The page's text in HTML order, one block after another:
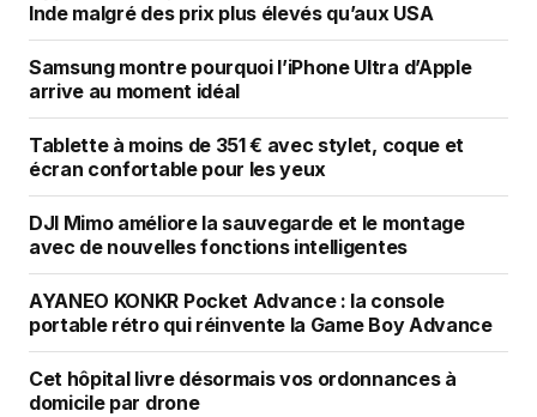
Inde malgré des prix plus élevés qu’aux USA
Samsung montre pourquoi l’iPhone Ultra d’Apple
arrive au moment idéal
Tablette à moins de 351 € avec stylet, coque et
écran confortable pour les yeux
DJI Mimo améliore la sauvegarde et le montage
avec de nouvelles fonctions intelligentes
AYANEO KONKR Pocket Advance : la console
portable rétro qui réinvente la Game Boy Advance
Cet hôpital livre désormais vos ordonnances à
domicile par drone